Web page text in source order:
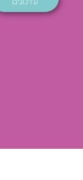
עדכונים